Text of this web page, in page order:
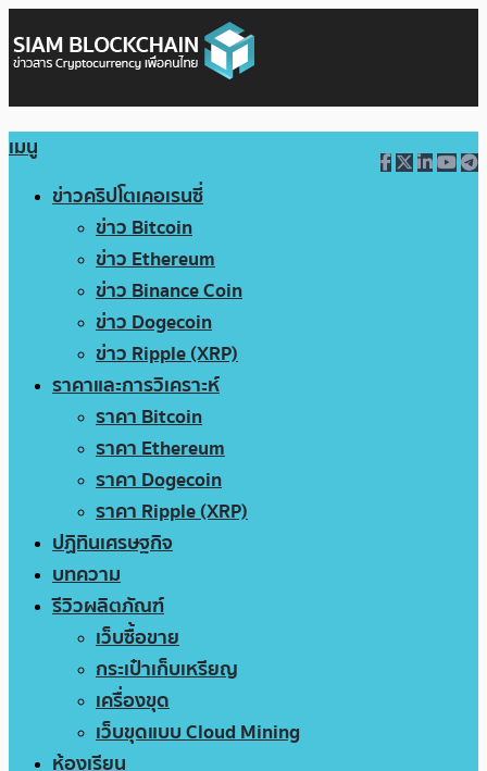
เมนู
ข่าวคริปโตเคอเรนซี่
ข่าว Bitcoin
ข่าว Ethereum
ข่าว Binance Coin
ข่าว Dogecoin
ข่าว Ripple (XRP)
ราคาและการวิเคราะห์
ราคา Bitcoin
ราคา Ethereum
ราคา Dogecoin
ราคา Ripple (XRP)
ปฏิทินเศรษฐกิจ
บทความ
รีวิวผลิตภัณฑ์
เว็บซื้อขาย
กระเป๋าเก็บเหรียญ
เครื่องขุด
เว็บขุดแบบ Cloud Mining
ห้องเรียน